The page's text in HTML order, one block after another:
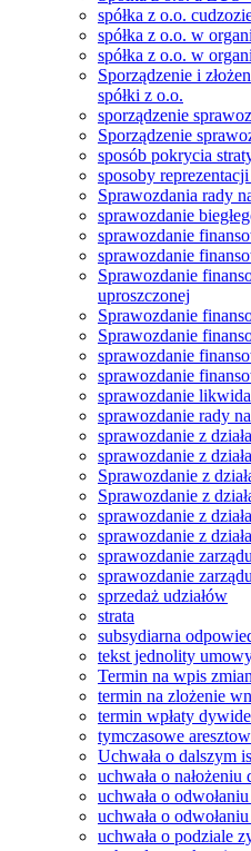
spółka z o.o.
spółka z o.o. w
spółka z o.o. w
Sporządzenie i
spółki z o.o.
sporządzenie
Sporządzenie
sposób pokrycia
sposoby
Sprawozdania rady
sprawozdanie
sprawozdanie
sprawozdanie
Sprawozdanie
uproszczonej
Sprawozdanie
Sprawozdanie
sprawozdanie
sprawozdanie
sprawozdanie
sprawozdanie rady
sprawozdanie z
sprawozdanie z
Sprawozdanie z
Sprawozdanie z
sprawozdanie z
sprawozdanie z
sprawozdanie zarządu
sprawozdanie
sprzedaż udziałów
strata
subsydiarna
tekst jednolity
Termin na wpis
termin na zlożenie
termin wpłaty
tymczasowe
Uchwała o dalszym
uchwała o nałożeniu
uchwała o
uchwała o
uchwała o podziale